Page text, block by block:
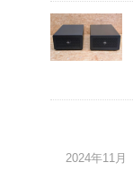
2024年11月